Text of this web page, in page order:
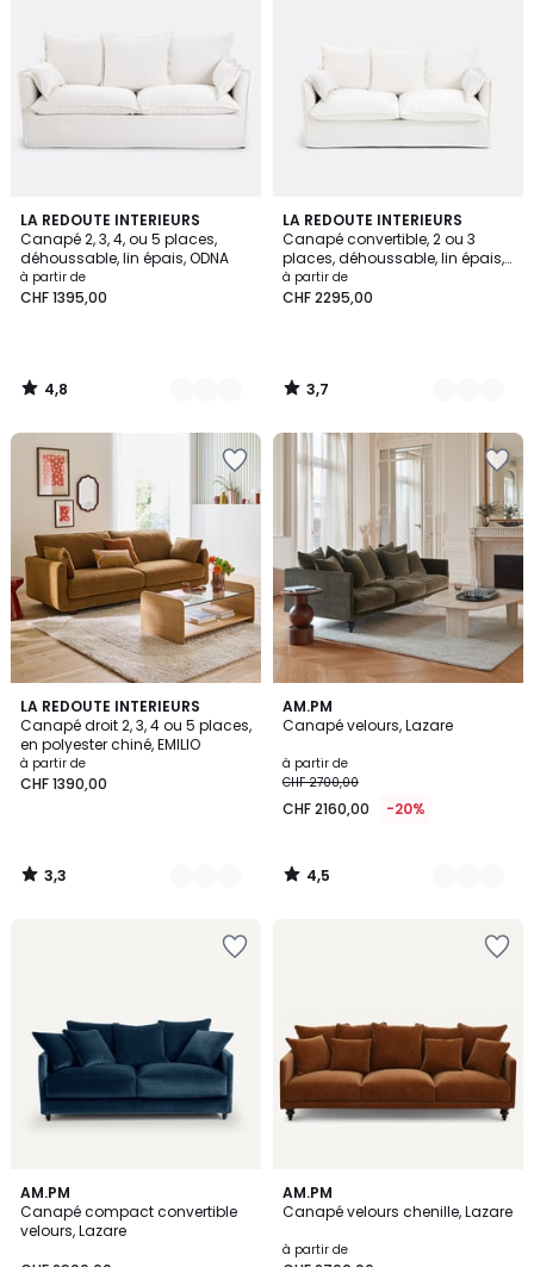
LA REDOUTE INTERIEURS
Canapé 2, 3, 4, ou 5 places,
déhoussable, lin épais, ODNA
à partir de
CHF 1395,00
4,8
/ 5
2
Couleurs
4,8
/
LA REDOUTE INTERIEURS
Canapé convertible, 2 ou 3
places, déhoussable, lin épais,
ODNA
à partir de
CHF 2295,00
3,7
/ 5
2
Couleurs
3,7
/
LA REDOUTE INTERIEURS
Canapé droit 2, 3, 4 ou 5 places,
en polyester chiné, EMILIO
à partir de
CHF 1390,00
3,3
/ 5
5
Couleurs
3,3
/
AM.PM
Canapé velours, Lazare
à partir de
CHF 2700,00
CHF 2160,00 -20%
4,5
/ 5
16
Couleurs
4,5
/
AM.PM
Canapé compact convertible
velours, Lazare
4,5
/ 5
16
Couleurs
AM.PM
Canapé velours chenille, Lazare
à partir de
5
/
8
Couleurs